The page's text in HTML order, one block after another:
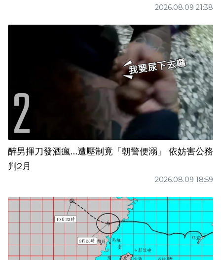
2026.08.09 21:38
醉男揮刀發酒瘋...遭壓制竟「朝警便溺」 依妨害公務
判2月
2026.08.09 18:59